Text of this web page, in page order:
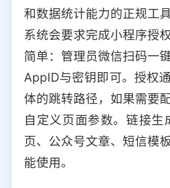
和数据统计能力的正规工
系统会要求完成小程序授
简单：管理员微信扫码一
AppID与密钥即可。授权
体的跳转路径，如果需要
自定义页面参数。链接生
页、公众号文章、短信模
能使用。